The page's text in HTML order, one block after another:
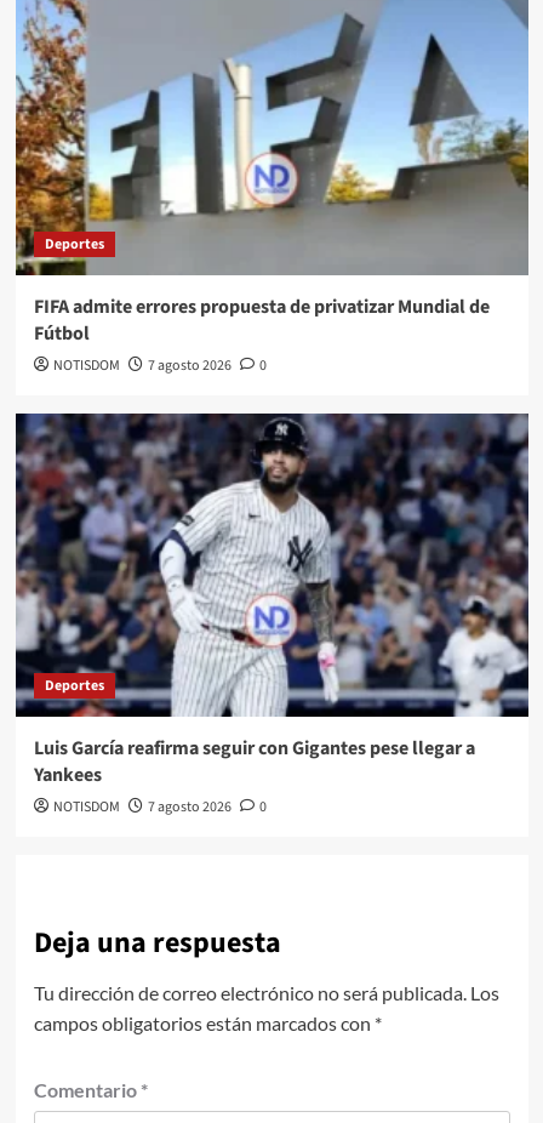
Deportes
FIFA admite errores propuesta de privatizar Mundial de
Fútbol
NOTISDOM 7 agosto 2026 0
Deportes
Luis García reafirma seguir con Gigantes pese llegar a
Yankees
NOTISDOM 7 agosto 2026 0
Deja una respuesta
Tu dirección de correo electrónico no será publicada. Los
campos obligatorios están marcados con *
Comentario *